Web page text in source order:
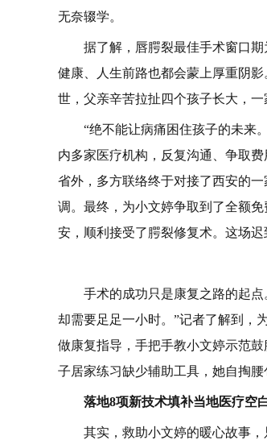
无奈辍学。
据了解，唇腭裂最佳手术窗口
健康、人生前路也都会蒙上厚重阴
世，父亲辛苦拉扯四个孩子长大，一
“绝不能让病痛困住孩子的未来
内多家医疗机构，反复沟通、争取
省外，多方联络终于对接了西安的
调。最终，为小文婷争取到了全额
安，顺利接受了腭裂修复术。这场
手术的成功只是康复之路的起
却需要足足一小时。”记者了解到，
做康复指导，手把手教小文婷示范
子居家练习缺少辅助工具，她自掏
落地8项新技术填补当地医疗空
其实，救助小文婷的暖心故事